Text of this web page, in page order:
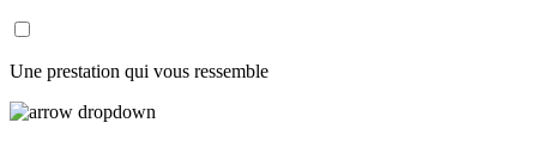
Une prestation qui vous ressemble